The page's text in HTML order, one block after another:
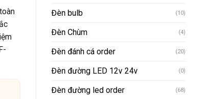
Đèn bulb (10)
Đèn Chùm (4)
Đèn đánh cá order (20)
Đèn đường LED 12v 24v (0)
Đèn đường led order (68)